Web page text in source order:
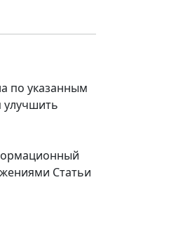
по указанным
улучшить
Статьи